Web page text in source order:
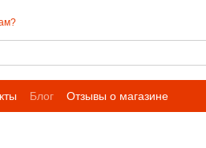
Блог Отзывы о магазине